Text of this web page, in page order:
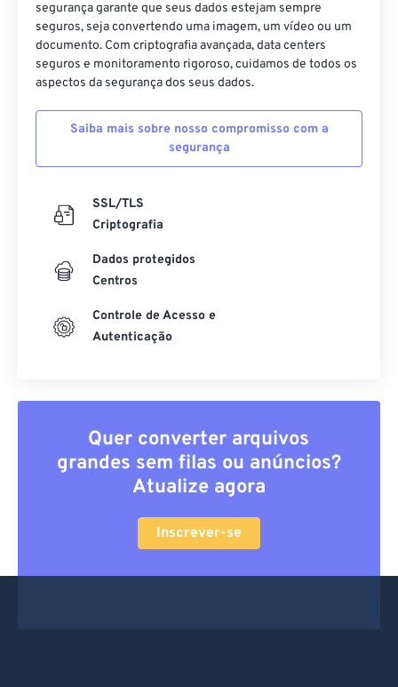
segurança garante que seus dados estejam sempre
seguros, seja convertendo uma imagem, um vídeo ou um
documento. Com criptografia avançada, data centers
seguros e monitoramento rigoroso, cuidamos de todos os
aspectos da segurança dos seus dados.
Saiba mais sobre nosso compromisso com a
segurança
SSL/TLS
Criptografia
Dados protegidos
Centros
Controle de Acesso e
Autenticação
Quer converter arquivos
grandes sem filas ou anúncios?
Atualize agora
Inscrever-se